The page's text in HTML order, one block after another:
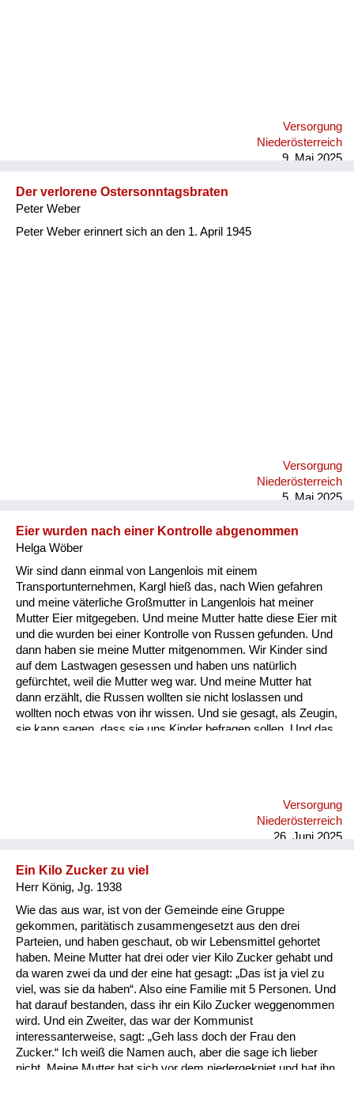
Versorgung
Niederösterreich
9. Mai 2025
Der verlorene Ostersonntagsbraten
Peter Weber
Peter Weber erinnert sich an den 1. April 1945
Versorgung
Niederösterreich
5. Mai 2025
Eier wurden nach einer Kontrolle abgenommen
Helga Wöber
Wir sind dann einmal von Langenlois mit einem
Transportunternehmen, Kargl hieß das, nach Wien gefahren
und meine väterliche Großmutter in Langenlois hat meiner
Mutter Eier mitgegeben. Und meine Mutter hatte diese Eier mit
und die wurden bei einer Kontrolle von Russen gefunden. Und
dann haben sie meine Mutter mitgenommen. Wir Kinder sind
auf dem Lastwagen gesessen und haben uns natürlich
gefürchtet, weil die Mutter weg war. Und meine Mutter hat
dann erzählt, die Russen wollten sie nicht loslassen und
wollten noch etwas von ihr wissen. Und sie gesagt, als Zeugin,
sie kann sagen, dass sie uns Kinder befragen sollen. Und das
habe, kann ich mich erinnern, dass Zimmer voller Wanzen
waren und die wurden ganz einfach mit DDT beseitigt.
Versorgung
Niederösterreich
26. Juni 2025
Ein Kilo Zucker zu viel
Herr König, Jg. 1938
Wie das aus war, ist von der Gemeinde eine Gruppe
gekommen, paritätisch zusammengesetzt aus den drei
Parteien, und haben geschaut, ob wir Lebensmittel gehortet
haben. Meine Mutter hat drei oder vier Kilo Zucker gehabt und
da waren zwei da und der eine hat gesagt: „Das ist ja viel zu
viel, was sie da haben“. Also eine Familie mit 5 Personen. Und
hat darauf bestanden, dass ihr ein Kilo Zucker weggenommen
wird. Und ein Zweiter, das war der Kommunist
interessanterweise, sagt: „Geh lass doch der Frau den
Zucker.“ Ich weiß die Namen auch, aber die sage ich lieber
nicht. Meine Mutter hat sich vor dem niedergekniet und hat ihn